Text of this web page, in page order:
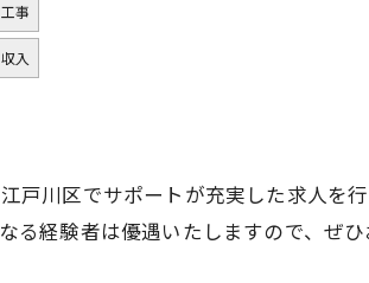
事
入
戸川区でサポートが充実した求人を
る経験者は優遇いたしますので、ぜひ
お問